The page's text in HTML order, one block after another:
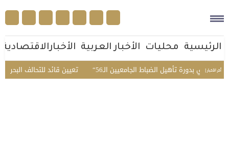
الرئيسية محليات الأخبار العربية الأخبارالاقتصادية
أخر الأخبار | تعيين قائد للتحالف البحري بدورة تأهيل الضباط الجامعيين الـ56